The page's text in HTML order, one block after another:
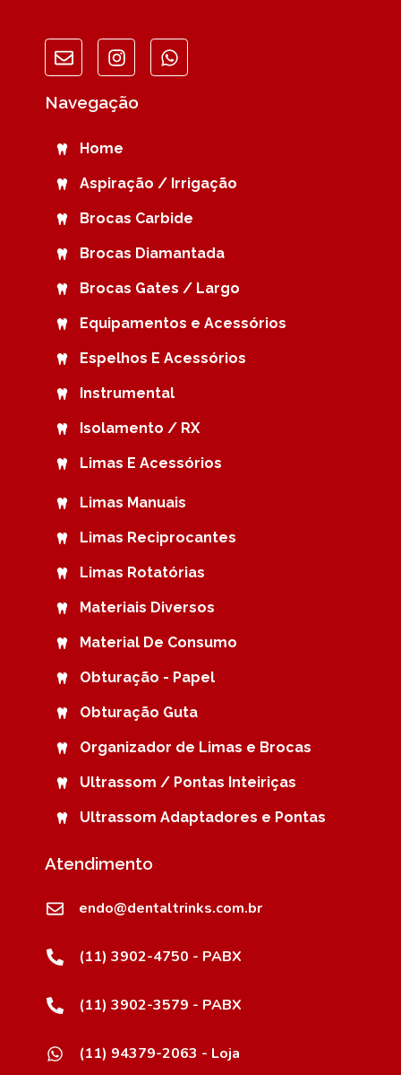
Navegação
Home
Aspiração / Irrigação
Brocas Carbide
Brocas Diamantada
Brocas Gates / Largo
Equipamentos e Acessórios
Espelhos E Acessórios
Instrumental
Isolamento / RX
Limas E Acessórios
Limas Manuais
Limas Reciprocantes
Limas Rotatórias
Materiais Diversos
Material De Consumo
Obturação - Papel
Obturação Guta
Organizador de Limas e Brocas
Ultrassom / Pontas Inteiriças
Ultrassom Adaptadores e Pontas
Atendimento
endo@dentaltrinks.com.br
(11) 3902-4750 - PABX
(11) 3902-3579 - PABX
(11) 94379-2063 - Loja